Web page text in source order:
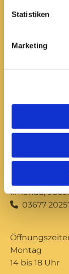
Statistiken
Marketing
03628
10 bis 12 Uhr
14 bis 16 Uhr
Ilmenau,
 03677
Montag
14 bis 18 Uhr